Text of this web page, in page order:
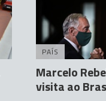
PAÍS
Marcelo
visita ao